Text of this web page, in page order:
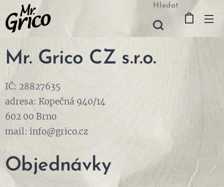
Hledat
Mr. Grico CZ s.r.o.
IČ: 28827635
adresa: Kopečná 940/14
602 00 Brno
mail: info@grico.cz
Objednávky